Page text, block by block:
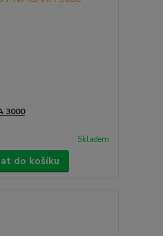
3000
Skladem
do košíku